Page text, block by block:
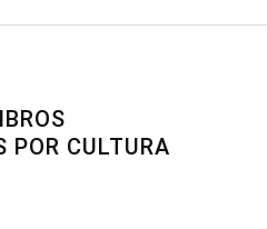
POR CULTURA